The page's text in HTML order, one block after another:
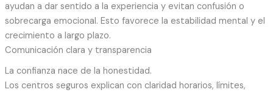
ayudan a dar sentido a la experiencia y evitan confusión o
sobrecarga emocional. Esto favorece la estabilidad mental y el
crecimiento a largo plazo.
Comunicación clara y transparencia
La confianza nace de la honestidad.
Los centros seguros explican con claridad horarios, límites,